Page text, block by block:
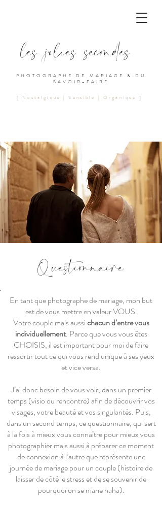
les jolies secondes
PHOTOGRAPHE DE MARIAGE & DU
SAVOIR-FAIRE
[ Nostalgique | Sensible | Organique ]
Questionnaire
En tant que photographe de mariage, mon but
est de vous mettre en valeur VOUS.
Votre couple mais aussichacun d’entre vous
individuellement. Parce que vous vous êtes
CHOISIS, il est important pour moi de faire
ressortir tout ce qui vous rend unique à ses yeux
et vice versa.
J’ai donc besoin de vous voir, dans un premier
temps (visio ou rencontre) afin de découvrir vos
visages, votre beauté et vos singularités. Puis,
dans un second temps, ce questionnaire, qui sert
à la fois à mieux vous connaître pour mieux vous
photographier mais aussi à préparer ce moment
de connexion à l’autre que représente une
journée de mariage pour un couple (histoire de
laisser de côté le stress et de se souvenir de
pourquoi on se marie haha).